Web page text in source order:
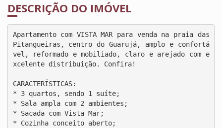
DESCRIÇÃO DO IMÓVEL
Apartamento com VISTA MAR para venda na praia das
Pitangueiras, centro do Guarujá, amplo e confortá
vel, reformado e mobiliado, claro e arejado com e
xcelente distribuição. Confira!
CARACTERÍSTICAS:
* 3 quartos, sendo 1 suíte;
* Sala ampla com 2 ambientes;
* Sacada com Vista Mar;
* Cozinha conceito aberto;